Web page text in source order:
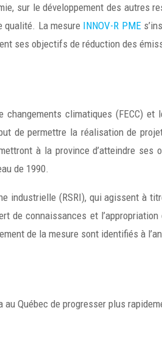
sur le développement des autres
qualité. La mesure INNOV-R PME
ses objectifs de réduction des
climatiques (FECC)
de permettre la réalisation de
à la province d’atteindre
de 1990.
industrielle (RSRI), qui agissent à
connaissances et l’appropriation
de la mesure sont identifiés à
Québec de progresser plus